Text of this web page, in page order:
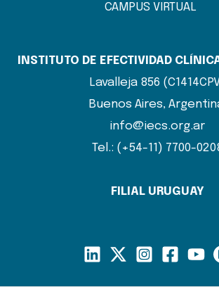
CAMPUS VIRTUAL
INSTITUTO DE EFECTIVIDAD
Lavalleja 856
Buenos Aires,
info@iecs.org.ar
Tel.: (+54-11) 7700-
FILIAL URUGUAY